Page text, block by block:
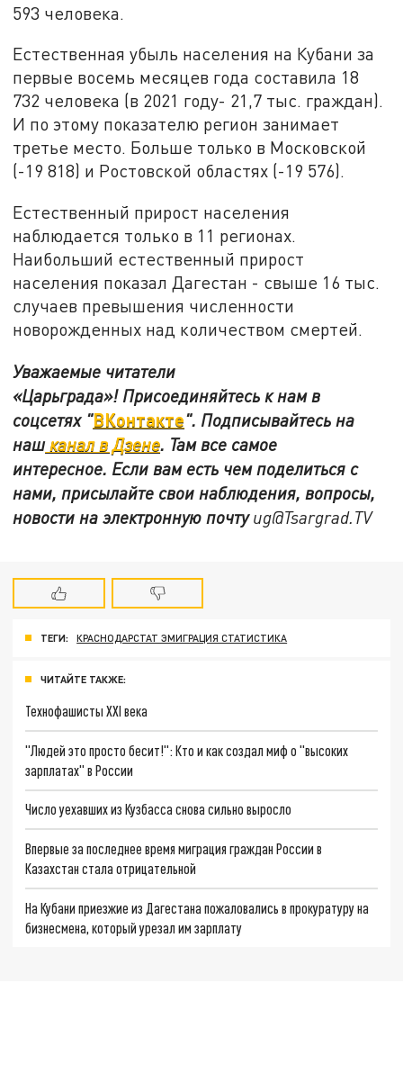
593 человека.
Естественная убыль населения на Кубани за
первые восемь месяцев года составила 18
732 человека (в 2021 году- 21,7 тыс. граждан).
И по этому показателю регион занимает
третье место. Больше только в Московской
(-19 818) и Ростовской областях (-19 576).
Естественный прирост населения
наблюдается только в 11 регионах.
Наибольший естественный прирост
населения показал Дагестан - свыше 16 тыс.
случаев превышения численности
новорожденных над количеством смертей.
Уважаемые читатели
«Царьграда»! Присоединяйтесь к нам в
соцсетях "ВКонтакте". Подписывайтесь на
нашканал в Дзене. Там все самое
интересное. Если вам есть чем поделиться с
нами, присылайте свои наблюдения, вопросы,
новости на электронную почтуug@Tsargrad.TV
ТЕГИ: КРАСНОДАРСТАТ ЭМИГРАЦИЯ СТАТИСТИКА
ЧИТАЙТЕ ТАКЖЕ:
Технофашисты XXI века
"Людей это просто бесит!": Кто и как создал миф о "высоких
зарплатах" в России
Число уехавших из Кузбасса снова сильно выросло
Впервые за последнее время миграция граждан России в
Казахстан стала отрицательной
На Кубани приезжие из Дагестана пожаловались в прокуратуру на
бизнесмена, который урезал им зарплату